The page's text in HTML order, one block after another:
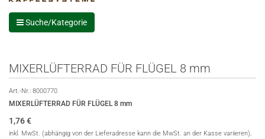
Suche/Kategorie
MIXERLÜFTERRAD FÜR FLÜGEL 8 mm
Art.-Nr.: 8000770
MIXERLÜFTERRAD FÜR FLÜGEL 8 mm
1,76€
inkl. MwSt. (abhängig von der Lieferadresse kann die MwSt. an der Kasse variieren),